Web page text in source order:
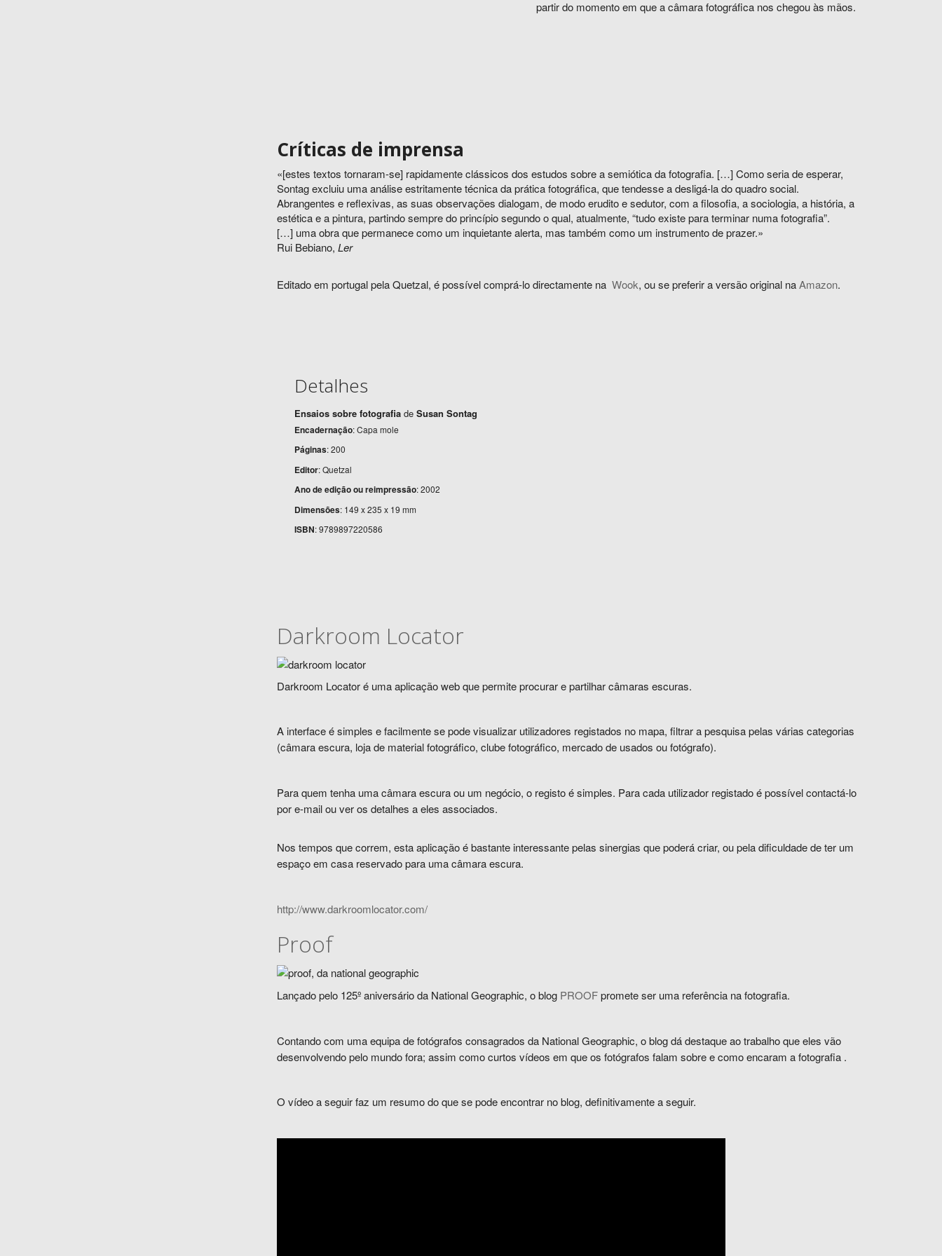
partir do momento em que a câmara fotográfica nos chegou às mãos.
Críticas de imprensa
«[estes textos tornaram-se] rapidamente clássicos dos estudos sobre a semiótica da fotografia. […] Como seria de esperar,
Sontag excluiu uma análise estritamente técnica da prática fotográfica, que tendesse a desligá-la do quadro social.
Abrangentes e reflexivas, as suas observações dialogam, de modo erudito e sedutor, com a filosofia, a sociologia, a história, a
estética e a pintura, partindo sempre do princípio segundo o qual, atualmente, “tudo existe para terminar numa fotografia”.
[…] uma obra que permanece como um inquietante alerta, mas também como um instrumento de prazer.»
Rui Bebiano, Ler
Editado em portugal pela Quetzal, é possível comprá-lo directamente na Wook, ou se preferir a versão original naAmazon.
Detalhes
Ensaios sobre fotografia de Susan Sontag
Encadernação: Capa mole
Páginas: 200
Editor: Quetzal
Ano de edição ou reimpressão: 2002
Dimensões: 149 x 235 x 19 mm
ISBN: 9789897220586
Darkroom Locator
Darkroom Locator é uma aplicação web que permite procurar e partilhar câmaras escuras.
A interface é simples e facilmente se pode visualizar utilizadores registados nomapa, filtrar a pesquisapelas várias categorias
(câmara escura, loja de material fotográfico, clube fotográfico, mercado de usados ou fotógrafo).
Para quem tenha uma câmara escura ou um negócio, o registo é simples. Para cada utilizador registado é possível contactá-lo
por e-mail ou ver os detalhes a eles associados.
Nos tempos que correm, esta aplicação é bastante interessante pelas sinergias que poderá criar, ou pela dificuldade de ter um
espaço em casa reservado para uma câmara escura.
http://www.darkroomlocator.com/
Proof
Lançado pelo 125º aniversário da National Geographic, o blog PROOFpromete ser uma referência na fotografia.
Contando com uma equipa de fotógrafos consagrados da National Geographic, o blog dá destaque ao trabalho que eles vão
desenvolvendo pelo mundo fora; assim como curtos vídeos em que os fotógrafos falam sobree como encaram a fotografia.
O vídeo a seguir faz um resumo do que se pode encontrar no blog, definitivamente a seguir.